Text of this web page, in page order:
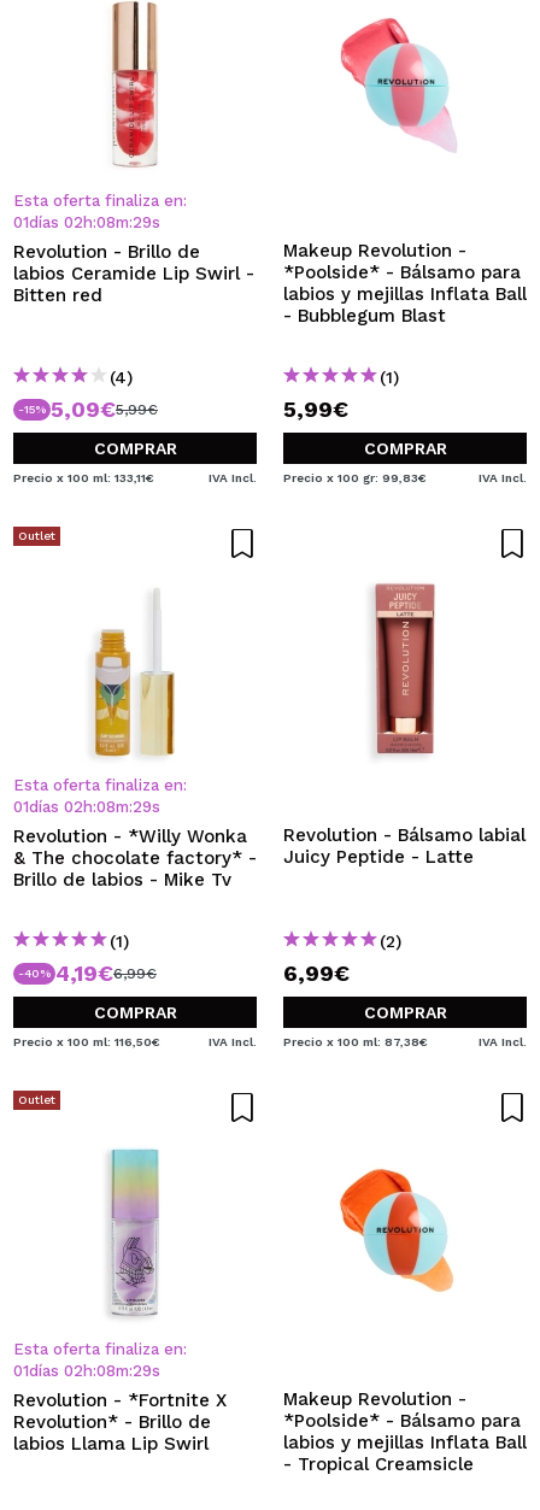
Esta oferta finaliza en:
01días 02 h:08m:28s
Revolution - Brillo de
labios Ceramide Lip Swirl -
Bitten red
(4)
-15% 5,09€5,99€
COMPRAR
Precio x 100 ml: 133,11€ IVA Incl.
Makeup Revolution -
*Poolside* - Bálsamo para
labios y mejillas Inflata Ball
- Bubblegum Blast
(1)
5,99€
COMPRAR
Precio x 100 gr: 99,83€ IVA Incl.
Outlet
Esta oferta finaliza en:
01días 02 h:08m:28s
Revolution - *Willy Wonka
& The chocolate factory* -
Brillo de labios - Mike Tv
(1)
-40% 4,19€6,99€
COMPRAR
Precio x 100 ml: 116,50€ IVA Incl.
Revolution - Bálsamo labial
Juicy Peptide - Latte
(2)
6,99€
COMPRAR
Precio x 100 ml: 87,38€ IVA Incl.
Outlet
Esta oferta finaliza en:
01días 02 h:08m:28s
Revolution - *Fortnite X
Revolution* - Brillo de
labios Llama Lip Swirl
Makeup Revolution -
*Poolside* - Bálsamo para
labios y mejillas Inflata Ball
- Tropical Creamsicle